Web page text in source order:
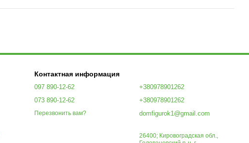
Контактная информация
097 890-12-62
073 890-12-62
Перезвонить вам?
+380978901262
+380978901262
domfigurok1@gmail.com
26400; Кировоградская обл.,